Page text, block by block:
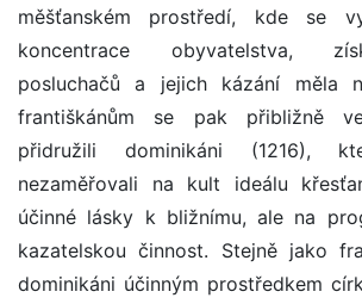
měšťanském prostředí, kde se
koncentrace obyvatelstva,
posluchačů a jejich kázání měla
františkánům se pak přibližně
přidružili dominikáni (1216),
nezaměřovali na kult ideálu
účinné lásky k bližnímu, ale na
kazatelskou činnost. Stejně jako
dominikáni účinným prostředkem